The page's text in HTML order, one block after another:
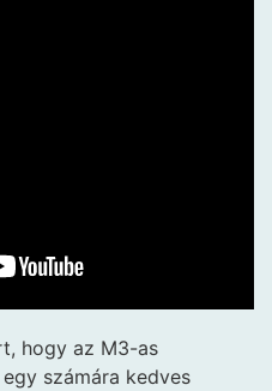
hogy az M3-as
számára kedves